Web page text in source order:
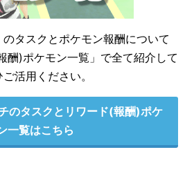
のタスクとポケモン報酬について
酬)ポケモン一覧」で全て紹介して
活用ください。
のタスクとリワード(報酬)ポケ
一覧はこちら